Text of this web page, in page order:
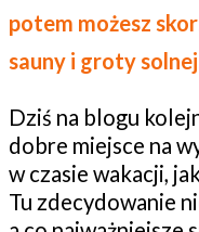
potem możesz
sauny i groty
Dziś na blogu
dobre miejsce na
w czasie wakacji,
Tu zdecydowanie